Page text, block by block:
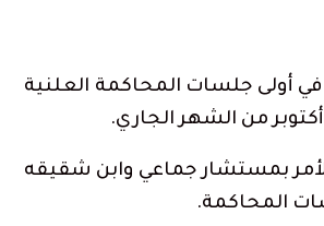
أولى جلسات المحاكمة العلنية
بمستشار جماعي وابن شقيقه
المحاكمة.
ولاية أمن طنجة تنجح في توقيف فرنسي
مبحوث عنه دوليًا بتهمة…
أغسطس 4, 2026